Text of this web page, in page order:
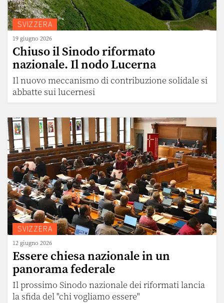
SVIZZERA
19 giugno 2026
Chiuso il Sinodo riformato
nazionale. Il nodo Lucerna
Il nuovo meccanismo di contribuzione solidale si
abbatte sui lucernesi
SVIZZERA
12 giugno 2026
Essere chiesa nazionale in un
panorama federale
Il prossimo Sinodo nazionale dei riformati lancia
la sfida del "chi vogliamo essere"